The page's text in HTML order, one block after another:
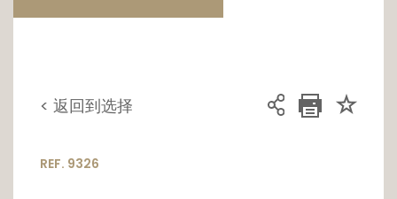
< 返回到选择
REF. 9326